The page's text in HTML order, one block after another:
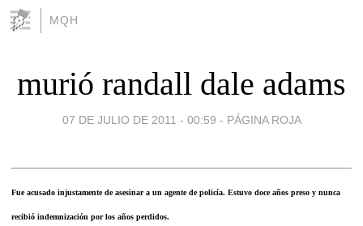
MQH
murió randall dale adams
07 DE JULIO DE 2011 - 00:59 - PÁGINA ROJA
Fue acusado injustamente de asesinar a un agente de policía. Estuvo doce años preso y nunca
recibió indemnización por los años perdidos.